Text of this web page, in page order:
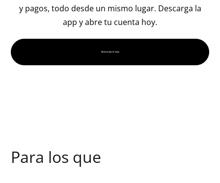
y pagos, todo desde un mismo lugar. Descarga la
app y abre tu cuenta hoy.
Descarga la app
Para los que